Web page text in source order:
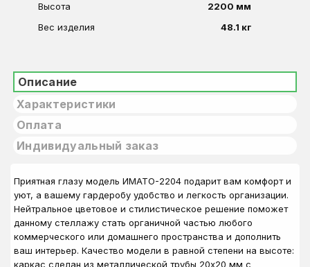
Высота
2200 мм
Вес изделия
48.1 кг
Описание
Характеристики
Оплата
Индивидуальный заказ
Приятная глазу модель ИМАТО-2204 подарит вам комфорт и
уют, а вашему гардеробу удобство и легкость организации.
Нейтральное цветовое и стилистическое решение поможет
данному стеллажу стать органичной частью любого
коммерческого или домашнего пространства и дополнить
ваш интерьер. Качество модели в равной степени на высоте:
каркас сделан из металлической трубы 20x20 мм с